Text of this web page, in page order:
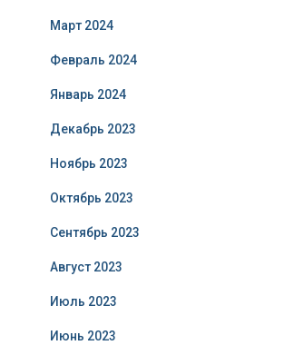
Март 2024
Февраль 2024
Январь 2024
Декабрь 2023
Ноябрь 2023
Октябрь 2023
Сентябрь 2023
Август 2023
Июль 2023
Июнь 2023